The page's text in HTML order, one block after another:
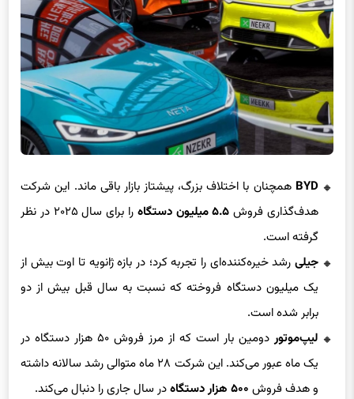
BYD همچنان با اختلاف بزرگ، پیشتاز بازار باقی ماند. این شرکت
هدف‌گذاری فروش ۵.۵ میلیون دستگاه
را برای سال ۲۰۲۵ در نظر
گرفته است.
جیلی رشد خیره‌کننده‌ای را تجربه کرد؛ در بازه ژانویه تا اوت بیش از
یک میلیون دستگاه فروخته که نسبت به سال قبل بیش از دو
برابر شده است.
لیپ‌موتور
دومین بار است که از مرز فروش ۵۰ هزار دستگاه در
یک ماه عبور می‌کند. این شرکت ۲۸ ماه متوالی رشد سالانه داشته
و هدف فروش ۵۰۰ هزار دستگاه
در سال جاری را دنبال می‌کند.